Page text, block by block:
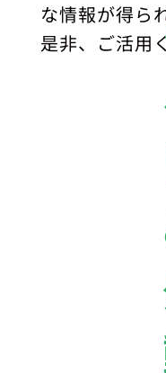
な情報が得ら
是非、ご活用